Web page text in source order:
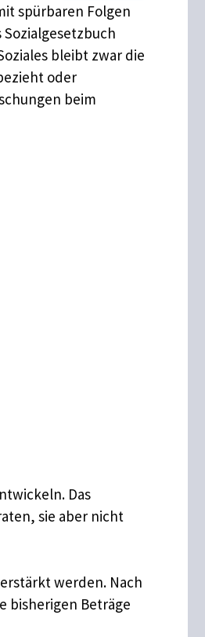
spürbaren Folgen
bleibt zwar die
oder
beim
Das
sie aber nicht
werden. Nach
bisherigen Beträge